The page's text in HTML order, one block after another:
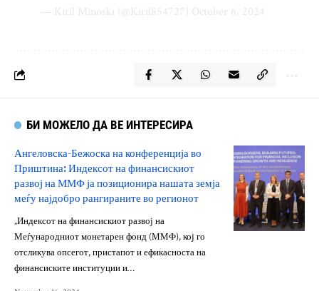
— Kiril Minoski (@Kiril854727) October 6, 2024
БИ МОЖЕЛО ДА ВЕ ИНТЕРЕСИРА
Ангеловска-Бежоска на конференција во
Приштина: Индексот на финансискиот
развој на ММФ ја позиционира нашата земја
меѓу најдобро рангираните во регионот
„Индексот на финансискиот развој на
Меѓународниот монетарен фонд (ММФ), кој го
отсликува опсегот, пристапот и ефикасноста на
финансиските институции и…